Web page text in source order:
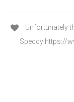
Unfortunately
Speccy https://